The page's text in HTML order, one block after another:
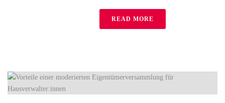
READ MORE